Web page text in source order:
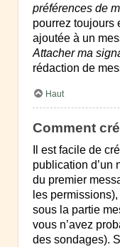
préférences de
pourrez toujours
ajoutée à un
Attacher ma
rédaction de
Haut
Comment
Il est facile de
publication d’un
du premier
les
sous la partie
vous n’avez
des sondages).